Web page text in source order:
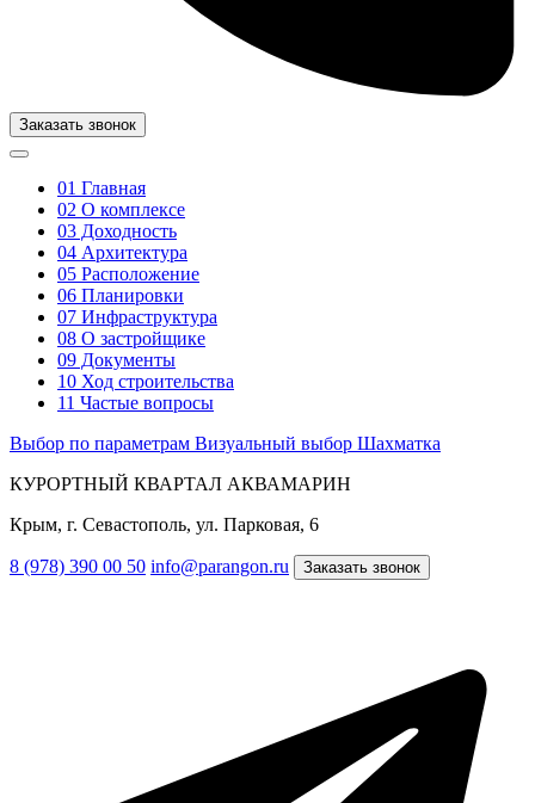
Заказать звонок
01 Главная
02 О комплексе
03 Доходность
04 Архитектура
05 Расположение
06 Планировки
07 Инфраструктура
08 О застройщике
09 Документы
10 Ход строительства
11 Частые вопросы
Выбор по параметрам Визуальный выбор Шахматка
КУРОРТНЫЙ КВАРТАЛ АКВАМАРИН
Крым, г. Севастополь, ул. Парковая, 6
8 (978) 390 00 50 info@parangon.ru Заказать звонок